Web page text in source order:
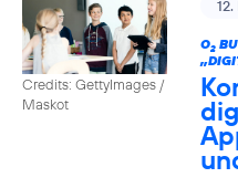
Credits: GettyImages /
Maskot
O2